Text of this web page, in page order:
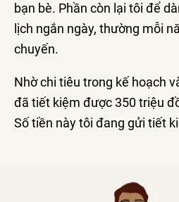
bạn bè. Phần còn lại tôi để
lịch ngắn ngày, thường mỗi
chuyến.
Nhờ chi tiêu trong kế hoạch
đã tiết kiệm được 350 triệu
Số tiền này tôi đang gửi tiết